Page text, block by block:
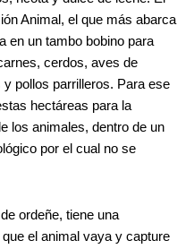
Animal, el que más abarca
en un tambo bobino para
cerdos, aves de
pollos parrilleros. Para ese
hectáreas para la
los animales, dentro de un
por el cual no se
ordeñe, tiene una
el animal vaya y capture